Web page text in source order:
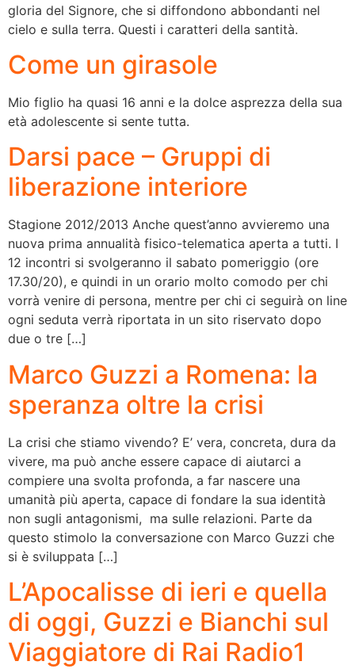
gloria del Signore, che si diffondono abbondanti nel
cielo e sulla terra. Questi i caratteri della santità.
Come un girasole
Mio figlio ha quasi 16 anni e la dolce asprezza della sua
età adolescente si sente tutta.
Darsi pace – Gruppi di
liberazione interiore
Stagione 2012/2013 Anche quest’anno avvieremo una
nuova prima annualità fisico-telematica aperta a tutti. I
12 incontri si svolgeranno il sabato pomeriggio (ore
17.30/20), e quindi in un orario molto comodo per chi
vorrà venire di persona, mentre per chi ci seguirà on line
ogni seduta verrà riportata in un sito riservato dopo
due o tre […]
Marco Guzzi a Romena: la
speranza oltre la crisi
La crisi che stiamo vivendo? E’ vera, concreta, dura da
vivere, ma può anche essere capace di aiutarci a
compiere una svolta profonda, a far nascere una
umanità più aperta, capace di fondare la sua identità
non sugli antagonismi, ma sulle relazioni. Parte da
questo stimolo la conversazione con Marco Guzzi che
si è sviluppata […]
L’Apocalisse di ieri e quella
di oggi, Guzzi e Bianchi sul
Viaggiatore di Rai Radio1